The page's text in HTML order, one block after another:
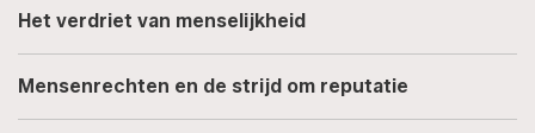
Het verdriet van menselijkheid
Mensenrechten en de strijd om reputatie